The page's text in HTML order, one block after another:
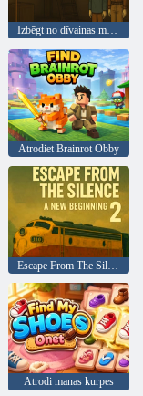
Izbēgt no dīvainas meitenes mājas
Atrodiet Brainrot Obby
Escape From The Silence 2 ir jauns sākums
Atrodi manas kurpes